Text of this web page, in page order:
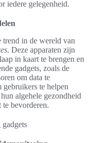
iedere gelegenheid.
trend in de wereld van
. Deze apparaten zijn
in kaart te brengen en
gadgets, zoals de
om data te
gebruikers te helpen
algehele gezondheid
te bevorderen.